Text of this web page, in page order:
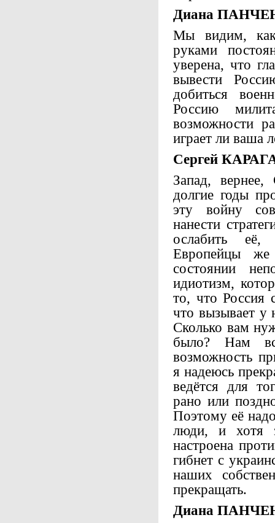
Диана
Мы видим, как
руками
уверена, что
вывести
добиться
Россию
возможности
играет ли ваша
Сергей
Запад,
долгие годы
эту войну
нанести
ослабить
Европейцы же
состоянии
идиотизм,
то, что Россия
что вызывает у
Сколько вам
было? Нам
возможность
я надеюсь
ведётся для
рано или
Поэтому её
люди, и хотя
настроена
гибнет с
наших
прекращать.
Диана